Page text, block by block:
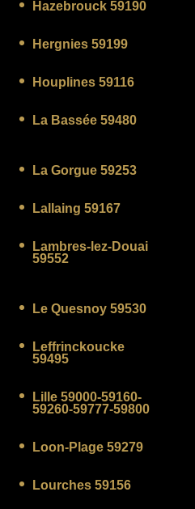
Hazebrouck 59190
Hergnies 59199
Houplines 59116
La Bassée 59480
La Gorgue 59253
Lallaing 59167
Lambres-lez-Douai
59552
Le Quesnoy 59530
Leffrinckoucke
59495
Lille 59000-59160-
59260-59777-59800
Loon-Plage 59279
Lourches 59156